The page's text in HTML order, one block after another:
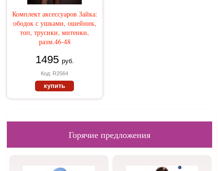
Комплект аксессуаров Зайка:
ободок с ушками, ошейник,
топ, трусики, митенки,
разм.46-48
1495 руб.
Код: R2564
купить
Горячие предложения